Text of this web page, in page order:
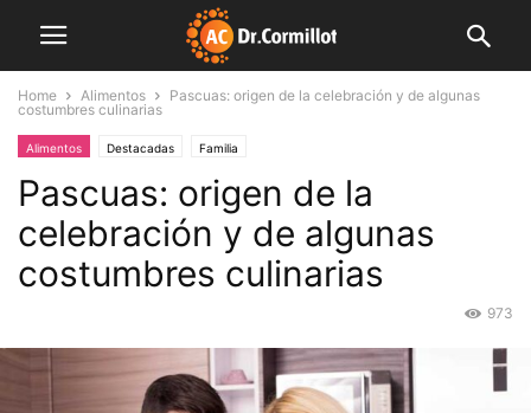
Home Alimentos
Pascuas: origen de la celebración y de algunas
costumbres culinarias
Alimentos Destacadas Familia
Pascuas: origen de la
celebración y de algunas
costumbres culinarias
973